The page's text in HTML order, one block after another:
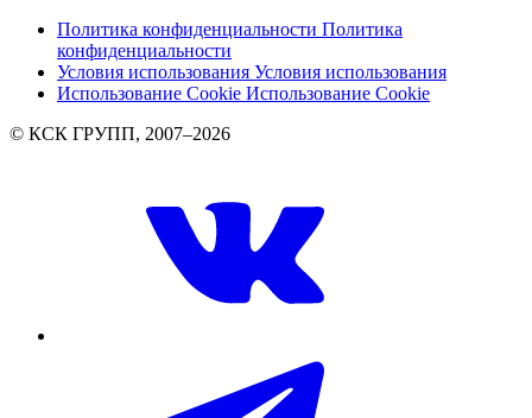
Политика конфиденциальности Политика
конфиденциальности
Условия использования Условия использования
Использование Cookie Использование Cookie
© КСК ГРУПП, 2007–2026